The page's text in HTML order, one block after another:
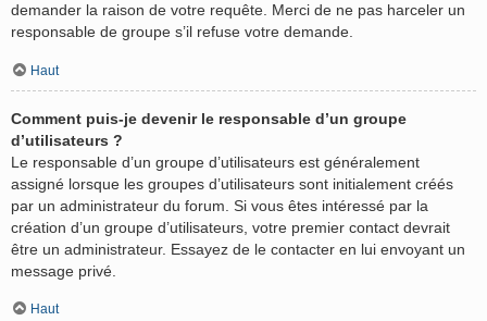
demander la raison de votre requête. Merci de ne pas harceler un
responsable de groupe s’il refuse votre demande.
Haut
Comment puis-je devenir le responsable d’un groupe
d’utilisateurs ?
Le responsable d’un groupe d’utilisateurs est généralement
assigné lorsque les groupes d’utilisateurs sont initialement créés
par un administrateur du forum. Si vous êtes intéressé par la
création d’un groupe d’utilisateurs, votre premier contact devrait
être un administrateur. Essayez de le contacter en lui envoyant un
message privé.
Haut